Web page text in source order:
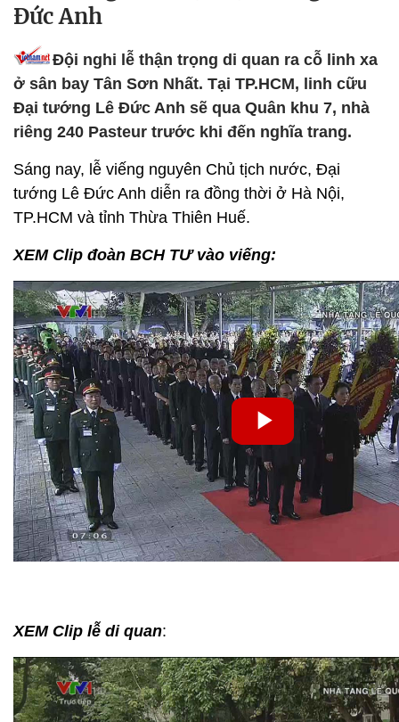
Đức Anh
Đội nghi lễ thận trọng di quan ra cỗ linh xa
ở sân bay Tân Sơn Nhất. Tại TP.HCM, linh cữu
Đại tướng Lê Đức Anh sẽ qua Quân khu 7, nhà
riêng 240 Pasteur trước khi đến nghĩa trang.
Sáng nay, lễ viếng nguyên Chủ tịch nước, Đại
tướng Lê Đức Anh diễn ra đồng thời ở Hà Nội,
TP.HCM và tỉnh Thừa Thiên Huế.
XEM Clip đoàn BCH TƯ vào viếng:
XEM Clip lễ di quan: